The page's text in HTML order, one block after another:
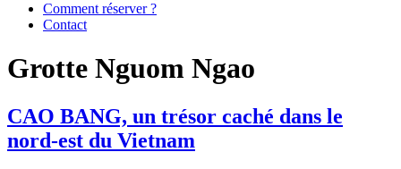
Comment réserver ?
Contact
Grotte Nguom Ngao
CAO BANG, un trésor caché dans le
nord-est du Vietnam